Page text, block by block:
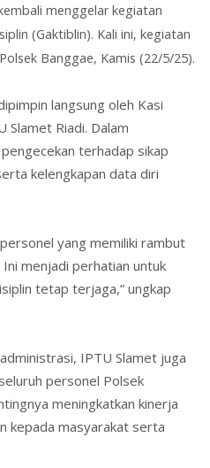
menggelar kegiatan
(Gaktiblin). Kali ini, kegiatan
Banggae, Kamis (22/5/25).
langsung oleh Kasi
Slamet Riadi. Dalam
terhadap sikap
kelengkapan data diri
yang memiliki rambut
menjadi perhatian untuk
tetap terjaga,” ungkap
IPTU Slamet juga
personel Polsek
meningkatkan kinerja
kepada masyarakat serta